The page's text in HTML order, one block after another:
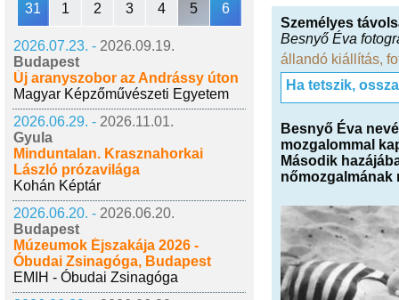
31 1 2 3 4 5 6
2026.07.23. - 2026.09.19.
Budapest
Új aranyszobor az Andrássy úton
Magyar Képzőművészeti Egyetem
2026.06.29. - 2026.11.01.
Gyula
Minduntalan. Krasznahorkai
László prózavilága
Kohán Képtár
2026.06.20. - 2026.06.20.
Budapest
Múzeumok Éjszakája 2026 -
Óbudai Zsinagóga, Budapest
EMIH - Óbudai Zsinagóga
Személyes
Besnyő Éva
állandó kiállítás,
Ha tetszik,
Besnyő Éva
mozgalommal
Második
nőmozgalmának